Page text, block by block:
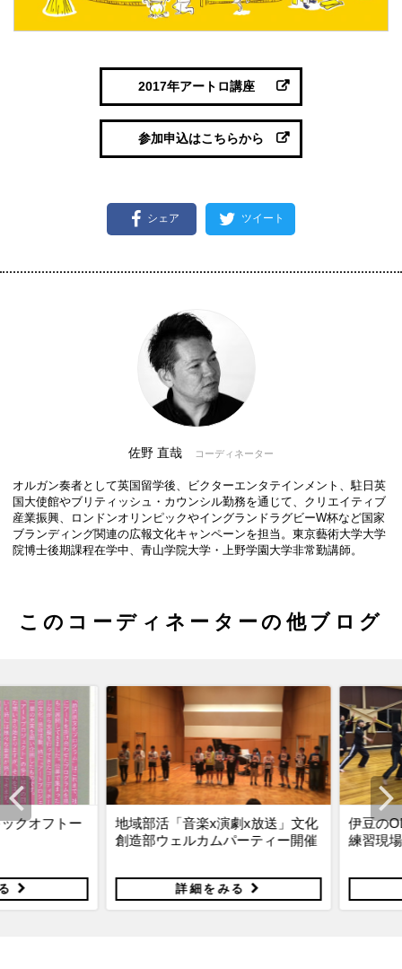
2017年アートロ講座
参加申込はこちらから
シェア ツイート
佐野 直哉 コーディネーター
オルガン奏者として英国留学後、ビクターエンタテインメント、駐日英
国大使館やブリティッシュ・カウンシル勤務を通じて、クリエイティブ
産業振興、ロンドンオリンピックやイングランドラグビーW杯など国家
ブランディング関連の広報文化キャンペーンを担当。東京藝術大学大学
院博士後期課程在学中、青山学院大学・上野学園大学非常勤講師。
このコーディネーターの他ブログ
オフトー
地域部活「音楽x演劇x放送」文化
創造部ウェルカムパーティー開催
詳細をみる
伊豆の
練習現場